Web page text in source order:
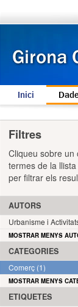
Inici
Filtres
Cliqueu sobre un
termes de la
per filtrar els
AUTORS
Urbanisme i
MOSTRAR MENYS
CATEGORIES
Comerç (1)
MOSTRAR MENYS
ETIQUETES